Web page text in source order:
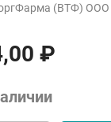
(ВТФ) ООО
₽